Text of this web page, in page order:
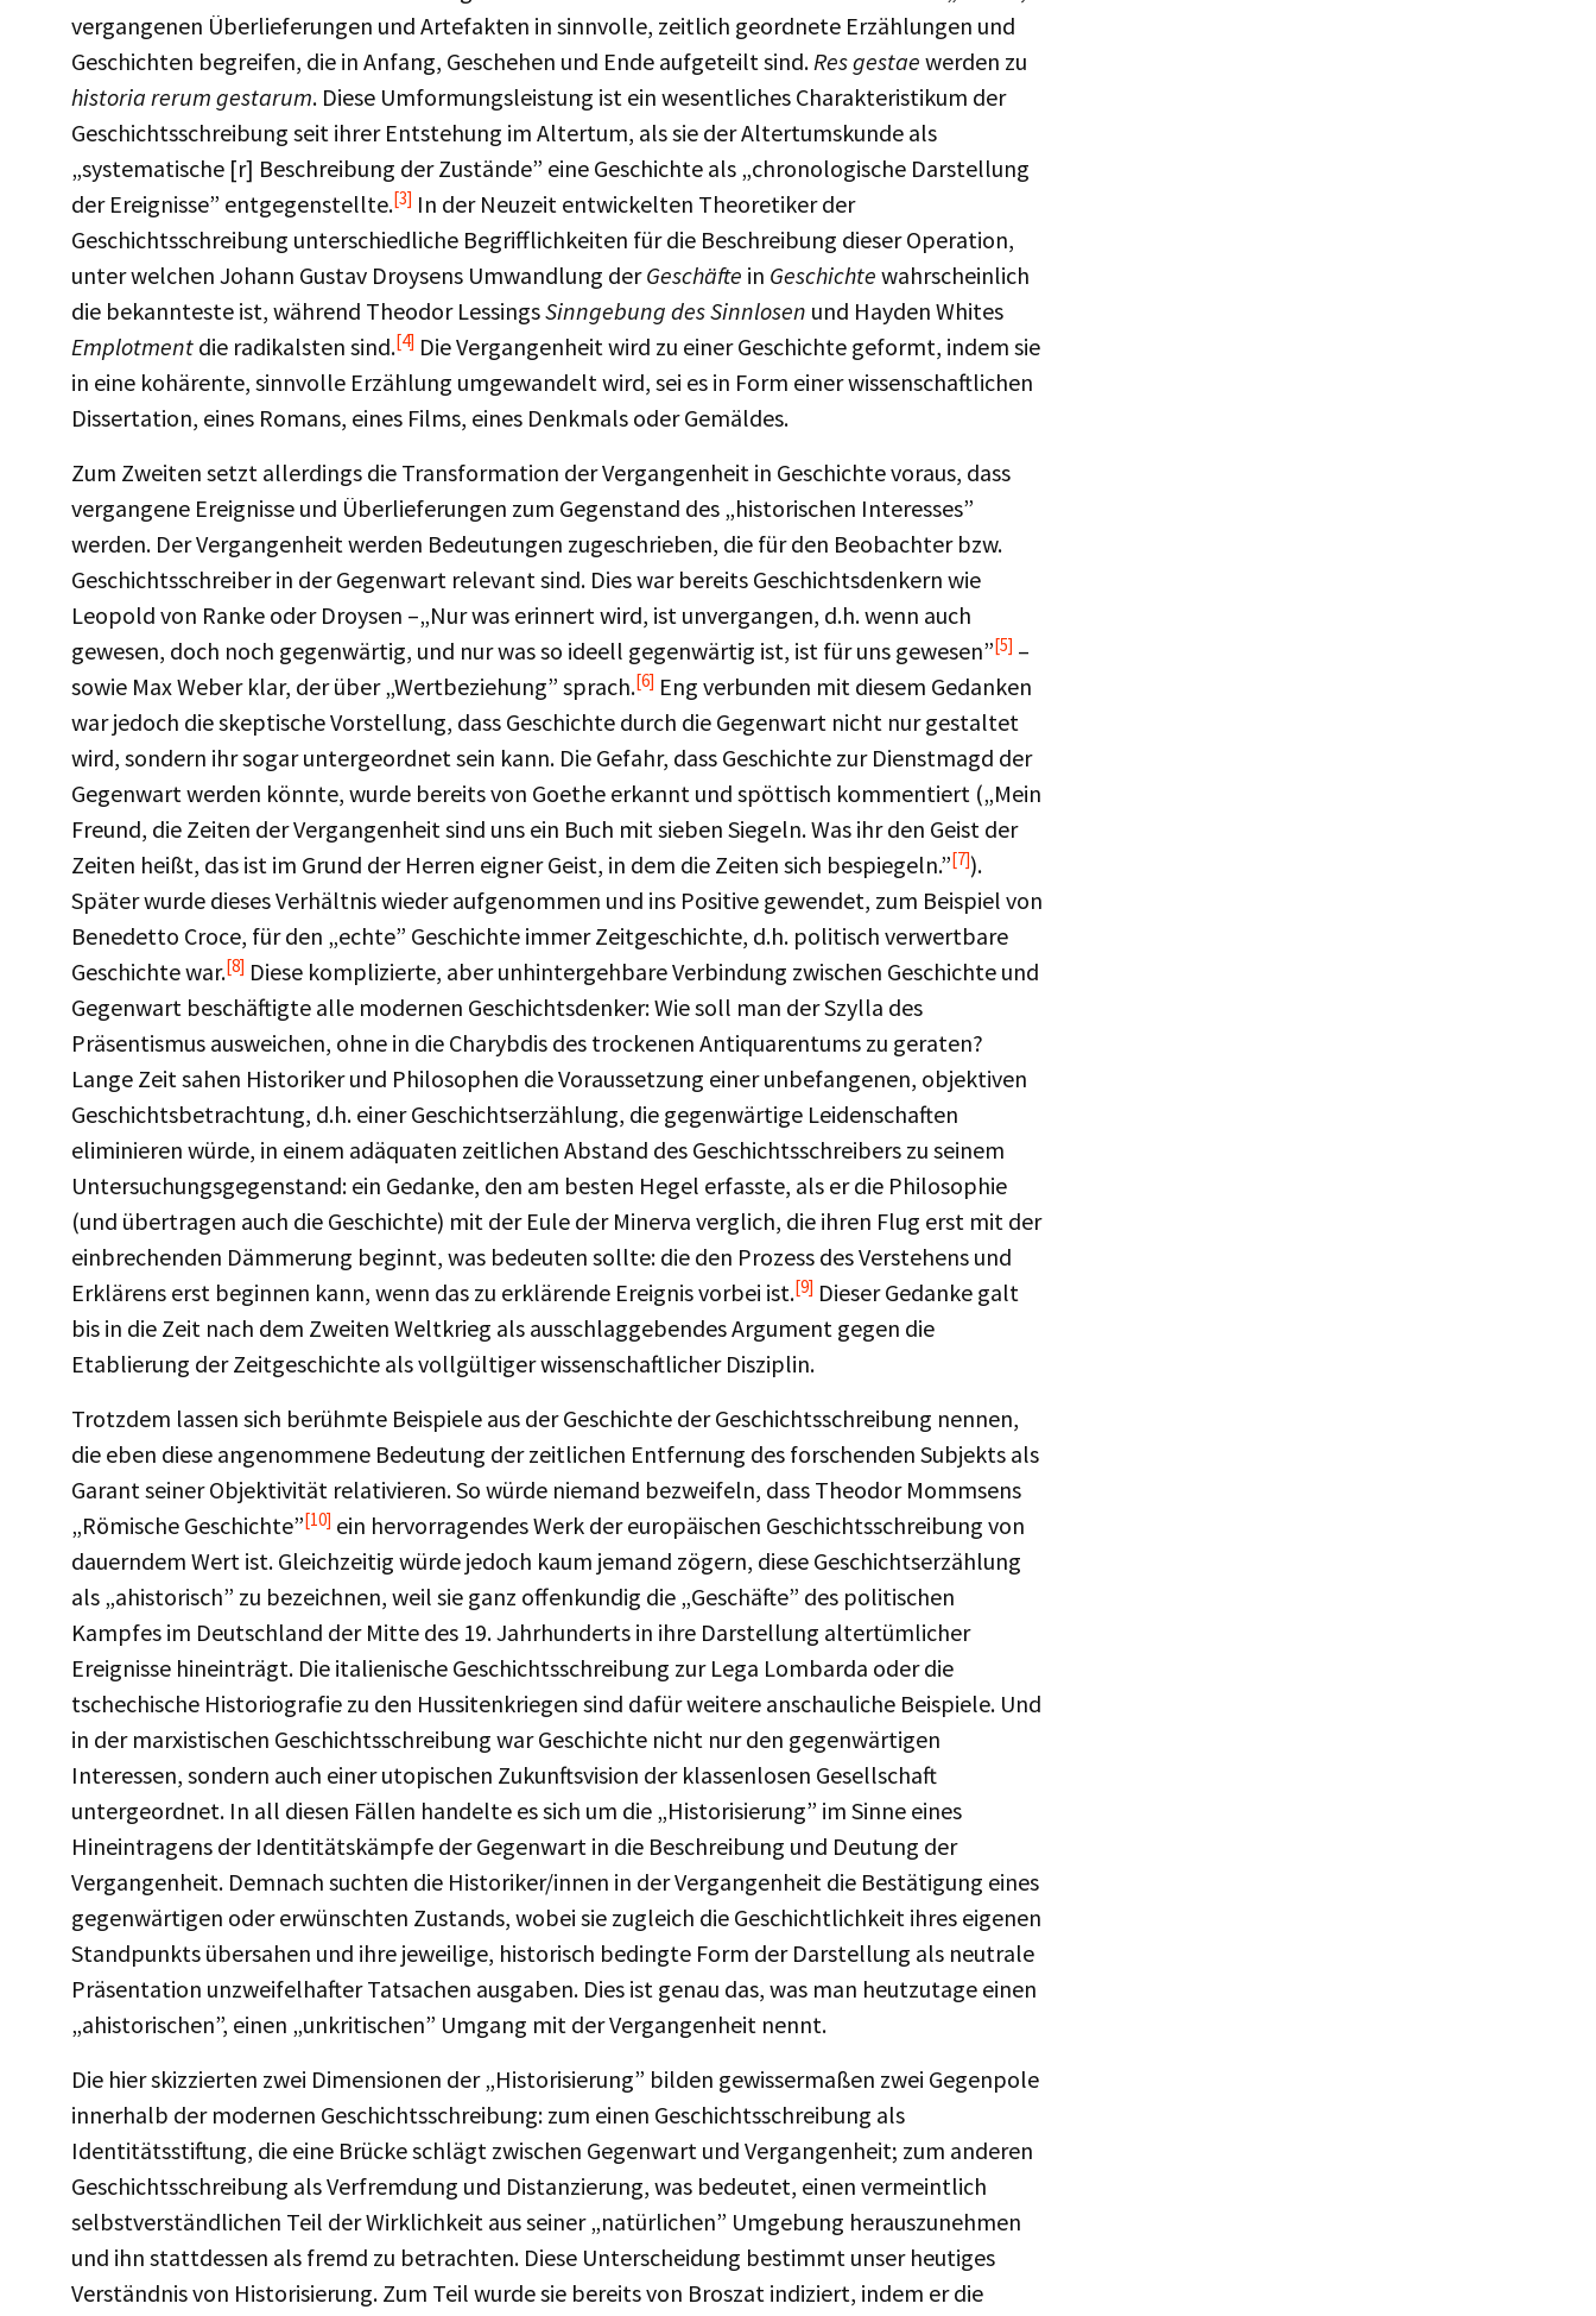
vergangenen Überlieferungen und Artefakten in sinnvolle, zeitlich geordnete Erzählungen und
Geschichten begreifen, die in Anfang, Geschehen und Ende aufgeteilt sind.Res gestae werden zu
historia rerum gestarum. Diese Umformungsleistung ist ein wesentliches Charakteristikum der
Geschichtsschreibung seit ihrer Entstehung im Altertum, als sie der Altertumskunde als
„systematische [r] Beschreibung der Zustände” eine Geschichte als „chronologische Darstellung
der Ereignisse” entgegenstellte.[3] In der Neuzeit entwickelten Theoretiker der
Geschichtsschreibung unterschiedliche Begrifflichkeiten für die Beschreibung dieser Operation,
unter welchen Johann Gustav Droysens Umwandlung derGeschäfte in Geschichte wahrscheinlich
die bekannteste ist, während Theodor LessingsSinngebung des Sinnlosen und Hayden Whites
Emplotment die radikalsten sind.[4] Die Vergangenheit wird zu einer Geschichte geformt, indem sie
in eine kohärente, sinnvolle Erzählung umgewandelt wird, sei es in Form einer wissenschaftlichen
Dissertation, eines Romans, eines Films, eines Denkmals oder Gemäldes.
Zum Zweiten setzt allerdings die Transformation der Vergangenheit in Geschichte voraus, dass
vergangene Ereignisse und Überlieferungen zum Gegenstand des „historischen Interesses”
werden. Der Vergangenheit werden Bedeutungen zugeschrieben, die für den Beobachter bzw.
Geschichtsschreiber in der Gegenwart relevant sind. Dies war bereits Geschichtsdenkern wie
Leopold von Ranke oder Droysen –„Nur was erinnert wird, ist unvergangen, d.h. wenn auch
gewesen, doch noch gegenwärtig, und nur was so ideell gegenwärtig ist, ist für uns gewesen”[5] –
sowie Max Weber klar, der über „Wertbeziehung” sprach.[6] Eng verbunden mit diesem Gedanken
war jedoch die skeptische Vorstellung, dass Geschichte durch die Gegenwart nicht nur gestaltet
wird, sondern ihr sogar untergeordnet sein kann. Die Gefahr, dass Geschichte zur Dienstmagd der
Gegenwart werden könnte, wurde bereits von Goethe erkannt und spöttisch kommentiert („Mein
Freund, die Zeiten der Vergangenheit sind uns ein Buch mit sieben Siegeln. Was ihr den Geist der
Zeiten heißt, das ist im Grund der Herren eigner Geist, in dem die Zeiten sich bespiegeln.”[7]).
Später wurde dieses Verhältnis wieder aufgenommen und ins Positive gewendet, zum Beispiel von
Benedetto Croce, für den „echte” Geschichte immer Zeitgeschichte, d.h. politisch verwertbare
Geschichte war.[8] Diese komplizierte, aber unhintergehbare Verbindung zwischen Geschichte und
Gegenwart beschäftigte alle modernen Geschichtsdenker: Wie soll man der Szylla des
Präsentismus ausweichen, ohne in die Charybdis des trockenen Antiquarentums zu geraten?
Lange Zeit sahen Historiker und Philosophen die Voraussetzung einer unbefangenen, objektiven
Geschichtsbetrachtung, d.h. einer Geschichtserzählung, die gegenwärtige Leidenschaften
eliminieren würde, in einem adäquaten zeitlichen Abstand des Geschichtsschreibers zu seinem
Untersuchungsgegenstand: ein Gedanke, den am besten Hegel erfasste, als er die Philosophie
(und übertragen auch die Geschichte) mit der Eule der Minerva verglich, die ihren Flug erst mit der
einbrechenden Dämmerung beginnt, was bedeuten sollte: die den Prozess des Verstehens und
Erklärens erst beginnen kann, wenn das zu erklärende Ereignis vorbei ist.[9] Dieser Gedanke galt
bis in die Zeit nach dem Zweiten Weltkrieg als ausschlaggebendes Argument gegen die
Etablierung der Zeitgeschichte als vollgültiger wissenschaftlicher Disziplin.
Trotzdem lassen sich berühmte Beispiele aus der Geschichte der Geschichtsschreibung nennen,
die eben diese angenommene Bedeutung der zeitlichen Entfernung des forschenden Subjekts als
Garant seiner Objektivität relativieren. So würde niemand bezweifeln, dass Theodor Mommsens
„Römische Geschichte”[10] ein hervorragendes Werk der europäischen Geschichtsschreibung von
dauerndem Wert ist. Gleichzeitig würde jedoch kaum jemand zögern, diese Geschichtserzählung
als „ahistorisch” zu bezeichnen, weil sie ganz offenkundig die „Geschäfte” des politischen
Kampfes im Deutschland der Mitte des 19. Jahrhunderts in ihre Darstellung altertümlicher
Ereignisse hineinträgt. Die italienische Geschichtsschreibung zur Lega Lombarda oder die
tschechische Historiografie zu den Hussitenkriegen sind dafür weitere anschauliche Beispiele. Und
in der marxistischen Geschichtsschreibung war Geschichte nicht nur den gegenwärtigen
Interessen, sondern auch einer utopischen Zukunftsvision der klassenlosen Gesellschaft
untergeordnet. In all diesen Fällen handelte es sich um die „Historisierung” im Sinne eines
Hineintragens der Identitätskämpfe der Gegenwart in die Beschreibung und Deutung der
Vergangenheit. Demnach suchten die Historiker/innen in der Vergangenheit die Bestätigung eines
gegenwärtigen oder erwünschten Zustands, wobei sie zugleich die Geschichtlichkeit ihres eigenen
Standpunkts übersahen und ihre jeweilige, historisch bedingte Form der Darstellung als neutrale
Präsentation unzweifelhafter Tatsachen ausgaben. Dies ist genau das, was man heutzutage einen
„ahistorischen”, einen „unkritischen” Umgang mit der Vergangenheit nennt.
Die hier skizzierten zwei Dimensionen der „Historisierung” bilden gewissermaßen zwei Gegenpole
innerhalb der modernen Geschichtsschreibung: zum einen Geschichtsschreibung als
Identitätsstiftung, die eine Brücke schlägt zwischen Gegenwart und Vergangenheit; zum anderen
Geschichtsschreibung als Verfremdung und Distanzierung, was bedeutet, einen vermeintlich
selbstverständlichen Teil der Wirklichkeit aus seiner „natürlichen” Umgebung herauszunehmen
und ihn stattdessen als fremd zu betrachten. Diese Unterscheidung bestimmt unser heutiges
Verständnis von Historisierung. Zum Teil wurde sie bereits von Broszat indiziert, indem er die